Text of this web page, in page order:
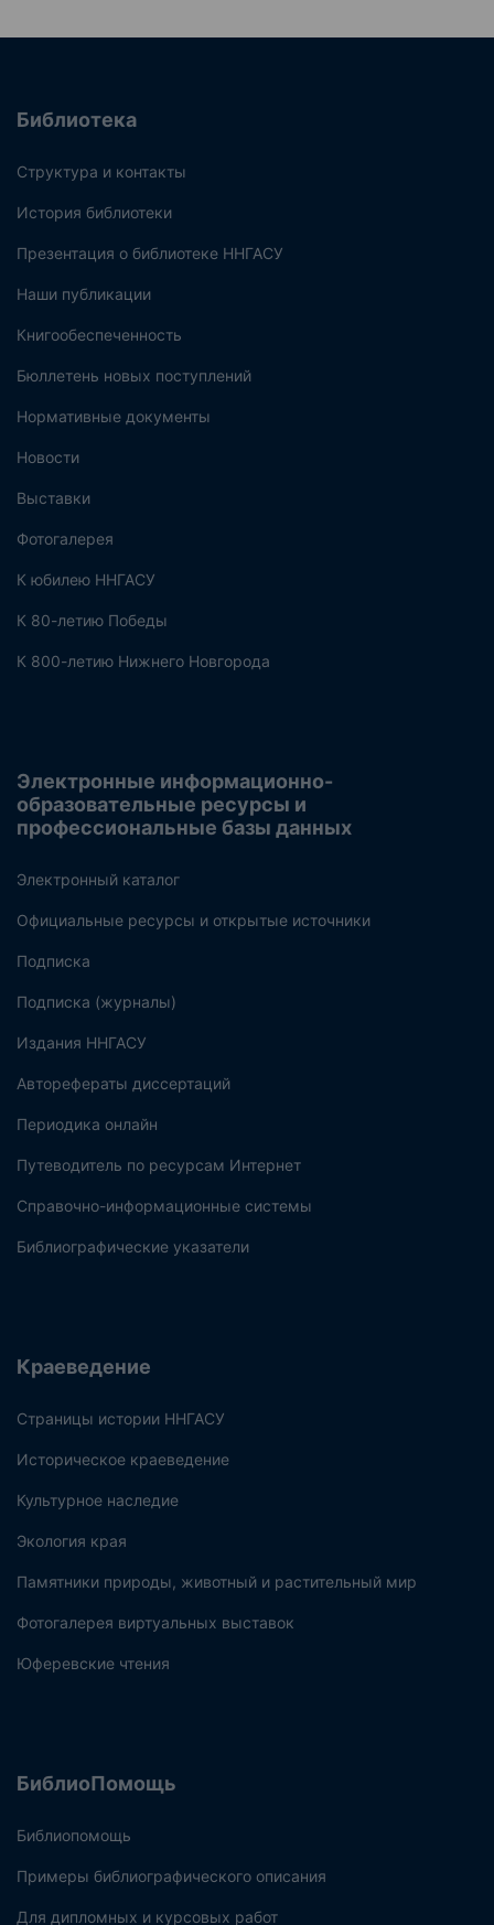
Библиотека
Структура и контакты
История библиотеки
Презентация о библиотеке ННГАСУ
Наши публикации
Книгообеспеченность
Бюллетень новых поступлений
Нормативные документы
Новости
Выставки
Фотогалерея
К юбилею ННГАСУ
К 80-летию Победы
К 800-летию Нижнего Новгорода
Электронные информационно-
образовательные ресурсы и
профессиональные базы данных
Электронный каталог
Официальные ресурсы и открытые источники
Подписка
Подписка (журналы)
Издания ННГАСУ
Авторефераты диссертаций
Периодика онлайн
Путеводитель по ресурсам Интернет
Справочно-информационные системы
Библиографические указатели
Краеведение
Страницы истории ННГАСУ
Историческое краеведение
Культурное наследие
Экология края
Памятники природы, животный и растительный мир
Фотогалерея виртуальных выставок
Юферевские чтения
БиблиоПомощь
Библиопомощь
Примеры библиографического описания
Для дипломных и курсовых работ